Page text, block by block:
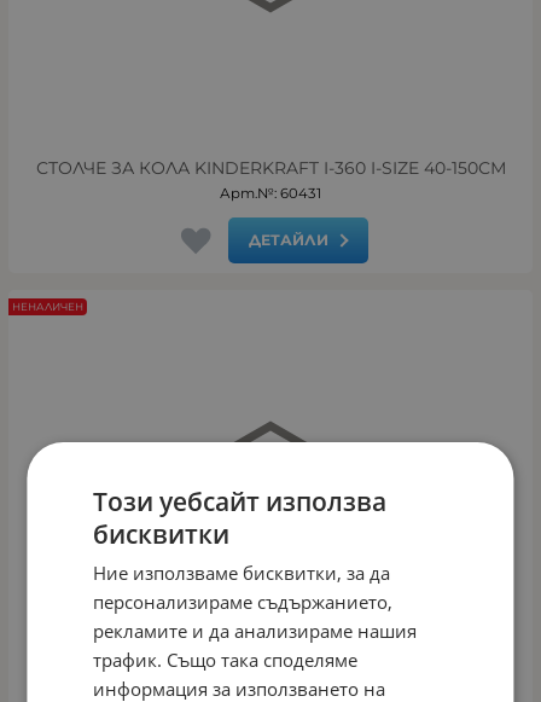
СТОЛЧЕ ЗА КОЛА KINDERKRAFT I-360 I-SIZE 40-150СМ
Арт.№: 60431
ДЕТАЙЛИ
НЕНАЛИЧЕН
Този уебсайт използва
бисквитки
Ние използваме бисквитки, за да
персонализираме съдържанието,
рекламите и да анализираме нашия
трафик. Също така споделяме
информация за използването на